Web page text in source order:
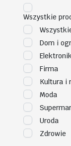
Wszystkie
Dom i
Firma
Kultura i
Moda
Uroda
Zdrowie